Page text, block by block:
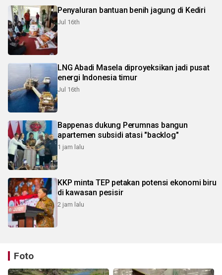
Penyaluran bantuan benih jagung di Kediri
Jul 16th
LNG Abadi Masela diproyeksikan jadi pusat
energi Indonesia timur
Jul 16th
Bappenas dukung Perumnas bangun
apartemen subsidi atasi "backlog"
1 jam lalu
KKP minta TEP petakan potensi ekonomi biru
di kawasan pesisir
2 jam lalu
Foto